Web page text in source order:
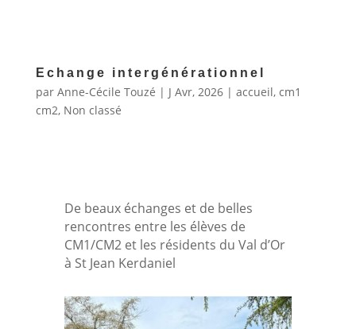
Echange intergénérationnel
par Anne-Cécile Touzé | J Avr, 2026| accueil, cm1
cm2, Non classé
De beaux échanges et de belles
rencontres entre les élèves de
CM1/CM2 et les résidents du Val d’Or
à St Jean Kerdaniel